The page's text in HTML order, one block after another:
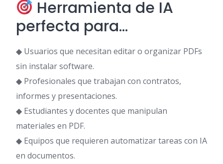
Herramienta de IA
perfecta para…
◆ Usuarios que necesitan editar o organizar PDFs
sin instalar software.
◆ Profesionales que trabajan con contratos,
informes y presentaciones.
◆ Estudiantes y docentes que manipulan
materiales en PDF.
◆ Equipos que requieren automatizar tareas con IA
en documentos.